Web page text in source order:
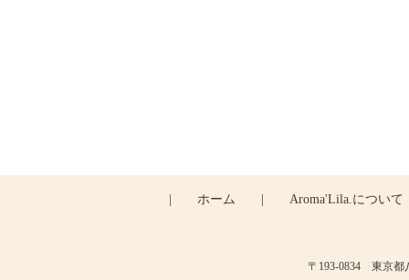
ホーム Aroma'Lila.について
〒193-0834 東京都